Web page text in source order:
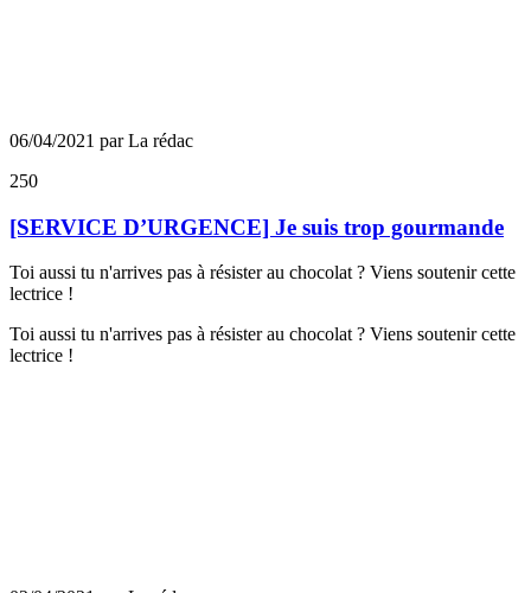
06/04/2021 par La rédac
250
[SERVICE D’URGENCE] Je suis trop gourmande
Toi aussi tu n'arrives pas à résister au chocolat ? Viens soutenir cette
lectrice !
Toi aussi tu n'arrives pas à résister au chocolat ? Viens soutenir cette
lectrice !